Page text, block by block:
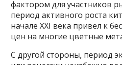
фактором для участников
период активного роста
начале XXI века привел к
цен на многие цветные
С другой стороны, период